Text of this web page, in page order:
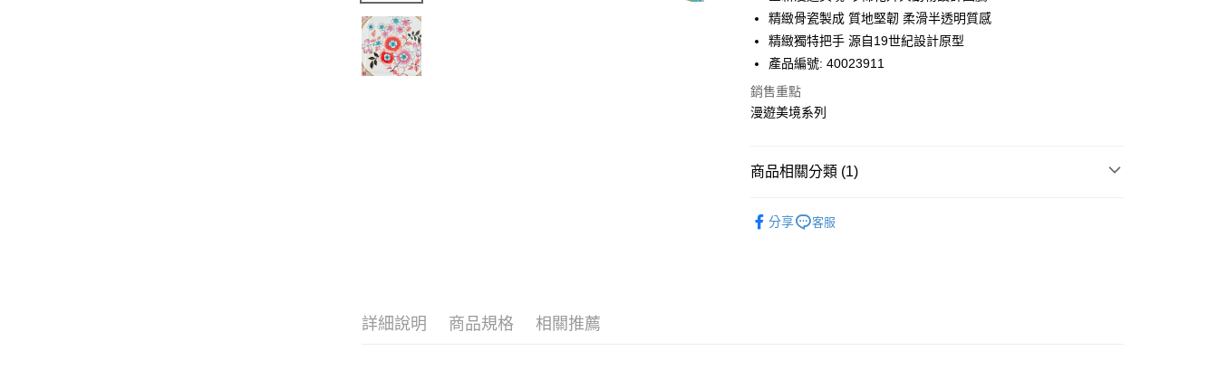
合作金庫商業銀行
第一商業銀行
華南商業銀行
彰化商業銀行
國泰世華商業銀行
臺灣中小企業銀行
匯豐（台灣）商業銀行
玉山商業銀行
LINE Pay
街口支付
Google Pay
運送方式
黑貓宅急便
精緻骨瓷製成 質地堅韌 柔滑半透明質感
精緻獨特把手 源自19世紀設計原型
產品編號: 40023911
銷售重點
漫遊美境系列
商品相關分類 (1)
分享
客服
詳細說明 商品規格 相關推薦